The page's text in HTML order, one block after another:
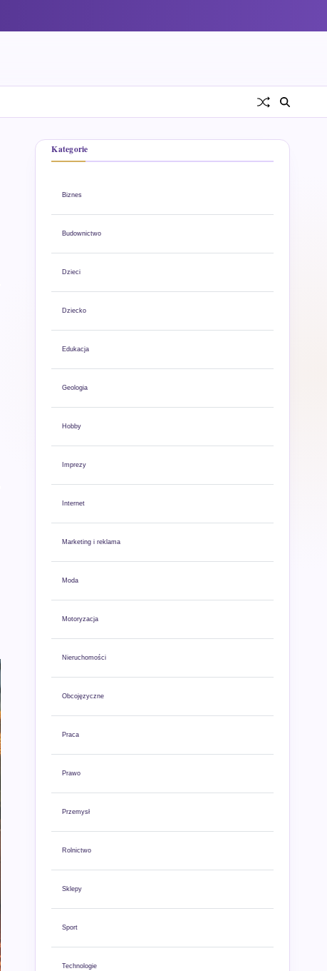
Kategorie
Biznes
Budownictwo
Dzieci
Dziecko
Edukacja
Geologia
Hobby
Imprezy
Internet
Marketing i reklama
Moda
Motoryzacja
Nieruchomości
Obcojęzyczne
Praca
Prawo
Przemysł
Rolnictwo
Sklepy
Sport
Technologie